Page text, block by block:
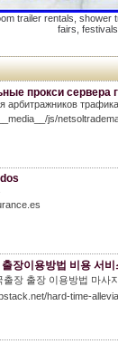
trailer rentals,
fairs,
прокси сервера
арбитражников
js/
장이용방법 비용 서
장 출장 이용방법 마사
hard-time-